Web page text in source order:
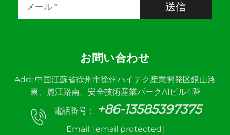
送信
お問い合わせ
Add: 中国江蘇省徐州市徐州ハイテク産業開発区銀山路
東、麗江路南、安全技術産業パークA1ビル4階
電話番号：
+86-13585397375
Email: [email protected]